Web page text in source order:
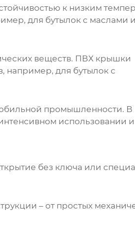
к низким
для бутылок с маслами
веществ. ПВХ крышки
например, для бутылок с
промышленности. В
использовании и
без ключа или
– от простых